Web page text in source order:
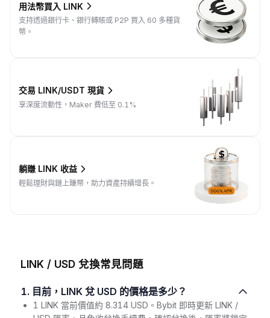
用法幣買入 LINK
支持透過銀行卡、銀行轉賬或 P2P 買入 60 多種貨
幣。
交易 LINK/USDT 現貨
享深度流動性，Maker 費低至 0.1%
躺賺 LINK 收益
輕鬆理財與鏈上賺幣，助力資產持續增長。
LINK / USD 兌換常見問題
1. 目前，LINK 兌 USD 的價格是多少？
1 LINK 當前價值約 8.314 USD。Bybit 即時更新 LINK /